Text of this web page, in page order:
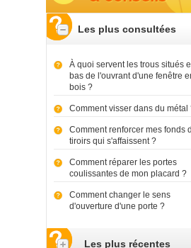
Les plus consultées
À quoi servent les trous situés
bas de l'ouvrant d'une fenêtre
bois ?
Comment visser dans du métal
Comment renforcer mes fonds
tiroirs qui s'affaissent ?
Comment réparer les portes
coulissantes de mon placard ?
Comment changer le sens
d'ouverture d'une porte ?
Les plus récentes